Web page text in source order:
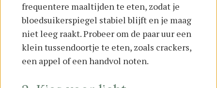
frequentere maaltijden te eten, zodat je
bloedsuikerspiegel stabiel blijft en je maag
niet leeg raakt. Probeer om de paar uur een
klein tussendoortje te eten, zoals crackers,
een appel of een handvol noten.